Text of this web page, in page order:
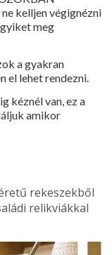
kelljen végignézni
meg
a gyakran
el lehet rendezni.
kéz­nél van, ez a
amikor
reke­szekből
relikviákkal